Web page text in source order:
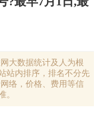
大数据统计及人为根
站内排序，排名不分先
络，价格、费用等信
。